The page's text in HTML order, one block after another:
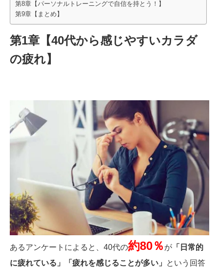
第8章【パーソナルトレーニングで自信を持とう！】
第9章【まとめ】
第1章【40代から感じやすいカラダ
の疲れ】
あるアンケートによると、40代の約80％が 「日常的
に疲れている」「疲れを感じることが多い」
という回答